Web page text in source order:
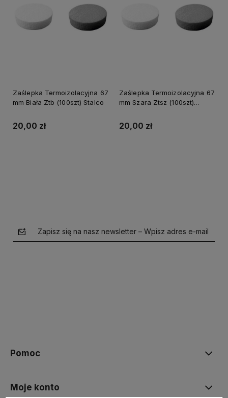
Zaślepka Termoizolacyjna 67
mm Biała Ztb (100szt) Stalco
20,00 zł
Zaślepka Termoizolacyjna 67
mm Szara Ztsz (100szt)
20,00 zł
Zapisz się na nasz newsletter – Wpisz adres e-mail
Pomoc
Moje konto